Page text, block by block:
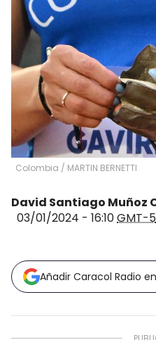
Colombia / MARTIN BERNETTI
David Santiago Muñoz
03/01/2024 - 16:10GMT-5
Añadir Caracol Radio